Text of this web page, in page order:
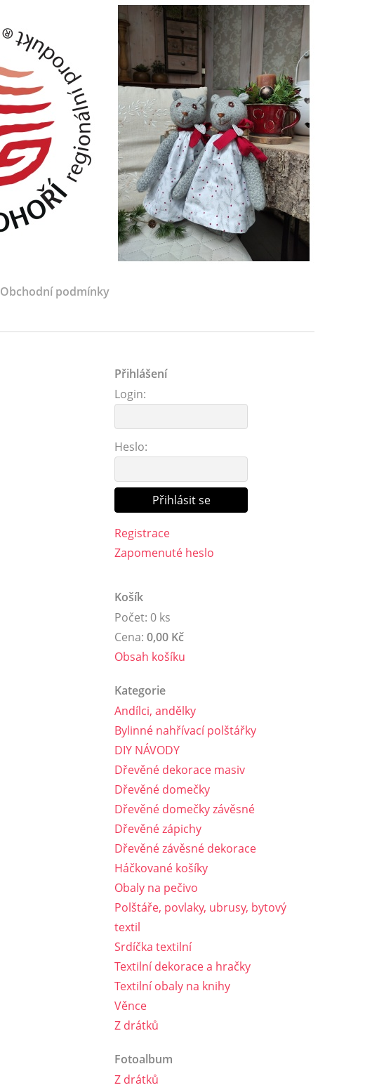
Obchodní podmínky
Přihlášení
Login:
Heslo:
Registrace
Zapomenuté heslo
Košík
Počet: 0 ks
Cena: 0,00 Kč
Obsah košíku
Kategorie
Andílci, andělky
Bylinné nahřívací polštářky
DIY NÁVODY
Dřevěné dekorace masiv
Dřevěné domečky
Dřevěné domečky závěsné
Dřevěné zápichy
Dřevěné závěsné dekorace
Háčkované košíky
Obaly na pečivo
Polštáře, povlaky, ubrusy, bytový
textil
Srdíčka textilní
Textilní dekorace a hračky
Textilní obaly na knihy
Věnce
Z drátků
Fotoalbum
Z drátků